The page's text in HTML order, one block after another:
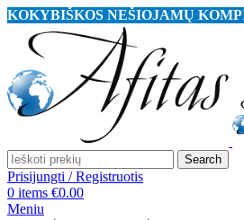
KOKYBIŠKOS NEŠIOJAMŲ
Search
Prisijungti / Registruotis
0 items €0.00
Meniu